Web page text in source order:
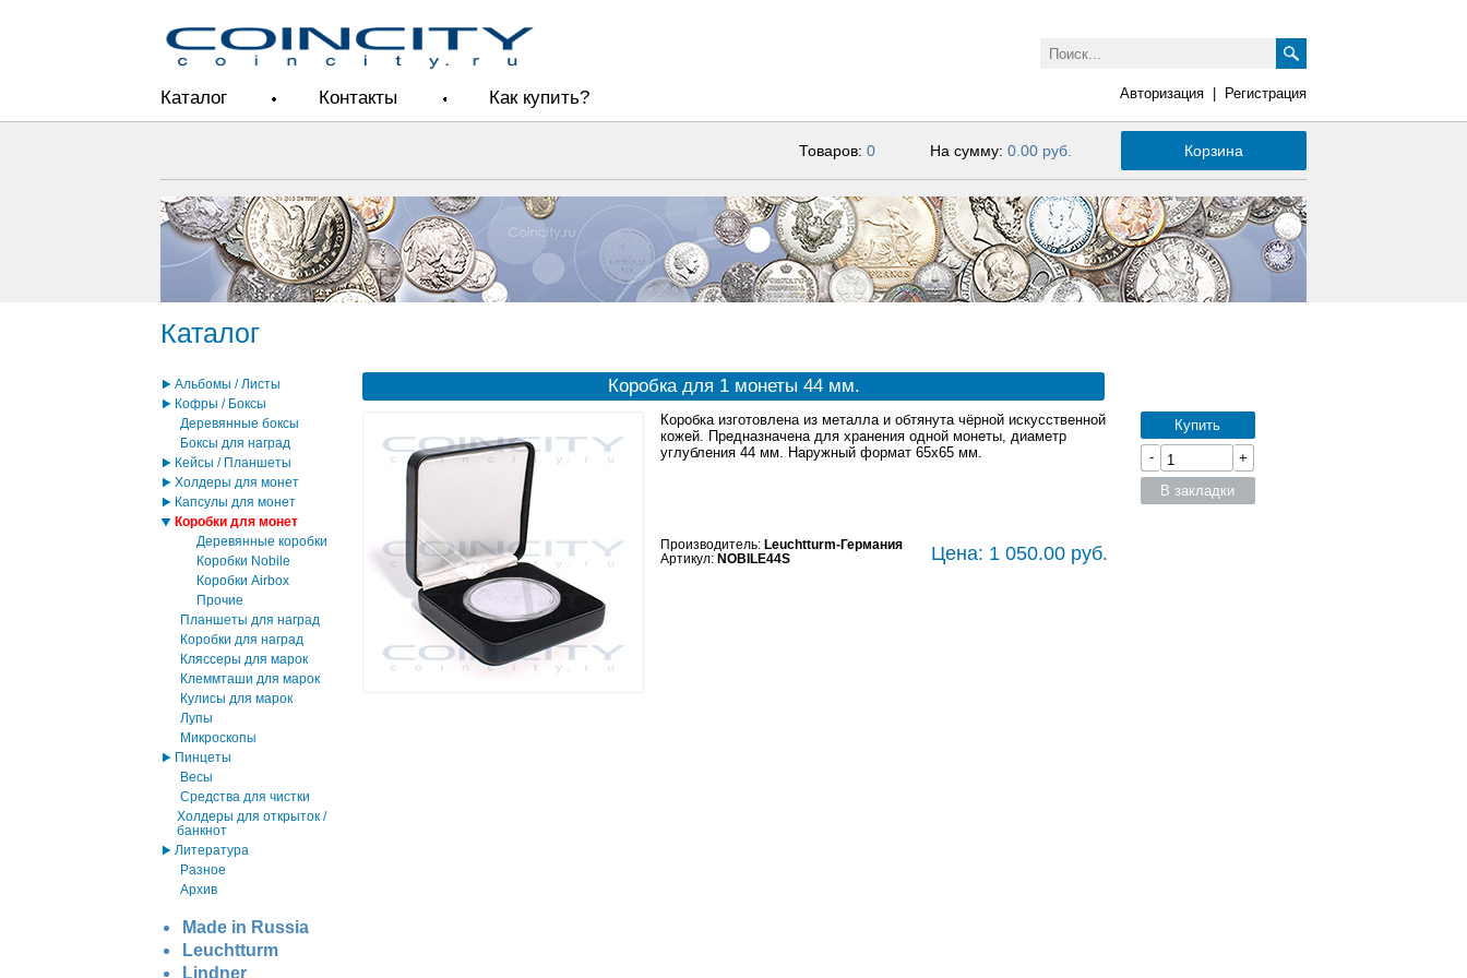
Каталог Контакты Как купить? Авторизация Регистрация
Товаров: 0 На сумму: 0.00 руб. Корзина
Каталог
Альбомы / Листы
Кофры / Боксы
Деревянные боксы
Боксы для наград
Кейсы / Планшеты
Холдеры для монет
Капсулы для монет
Коробки для монет
Деревянные коробки
Коробки Nobile
Коробки Airbox
Прочие
Планшеты для наград
Коробки для наград
Кляссеры для марок
Клеммташи для марок
Кулисы для марок
Лупы
Микроскопы
Пинцеты
Весы
Средства для чистки
Холдеры для открыток /
банкнот
Литература
Разное
Архив
Made in Russia
Leuchtturm
Lindner
Коробка для 1 монеты 44 мм.
Коробка изготовлена из металла и обтянута чёрной искусственной
кожей. Предназначена для хранения одной монеты, диаметр
углубления 44 мм. Наружный формат 65x65 мм.
Производитель: Leuchtturm-Германия
Артикул: NOBILE44S Цена: 1 050.00 руб.
Купить
-
+
В закладки